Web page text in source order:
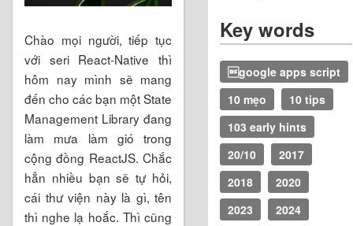
Chào mọi người, tiếp tục
với seri React-Native thì
hôm nay mình sẽ mang
đến cho các bạn một State
Management Library đang
làm mưa làm gió trong
cộng đồng ReactJS. Chắc
hẳn nhiều bạn sẽ tự hỏi,
cái thư viện này là gì, tên
thì nghe lạ hoắc. Thì cũng
Key words
google apps script
10 mẹo
10 tips
103 early hints
20/10
2017
2018
2020
2023
2024